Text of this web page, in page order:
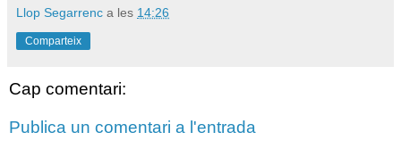
Llop Segarrenc a les 14:26
Comparteix
Cap comentari:
Publica un comentari a l'entrada